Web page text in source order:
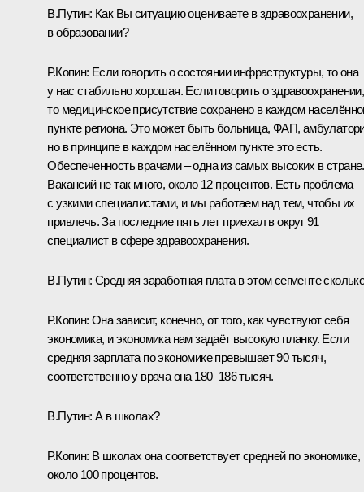
В.Путин: Как Вы ситуацию оцениваете в здравоохранении,
в образовании?
Р.Копин: Если говорить о состоянии инфраструктуры, то она
у нас стабильно хорошая. Если говорить о здравоохранении,
то медицинское присутствие сохранено в каждом
пункте региона. Это может быть больница, ФАП,
но в принципе в каждом населённом пункте это есть.
Обеспеченность врачами – одна из самых высоких в стране.
Вакансий не так много, около 12 процентов. Есть проблема
с узкими специалистами, и мы работаем над тем, чтобы их
привлечь. За последние пять лет приехал в округ 91
специалист в сфере здравоохранения.
В.Путин: Средняя заработная плата в этом сегменте
Р.Копин: Она зависит, конечно, от того, как чувствуют себя
экономика, и экономика нам задаёт высокую планку. Если
средняя зарплата по экономике превышает 90 тысяч,
соответственно у врача она 180–186 тысяч.
В.Путин: А в школах?
Р.Копин: В школах она соответствует средней по экономике,
около 100 процентов.